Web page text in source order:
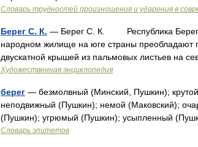
Словарь трудностей произношения и ударения в
Берег С. К. — Берег С. К. Республика Берег
народном жилище на юге страны преобладают
двускатной крышей из пальмовых листьев на
Художественная энциклопедия
берег — безмолвный (Минский, Пушкин);
неподвижный (Пушкин); немой (Маковский);
(Пушкин); угрюмый (Пушкин); усыпленный
Словарь эпитетов